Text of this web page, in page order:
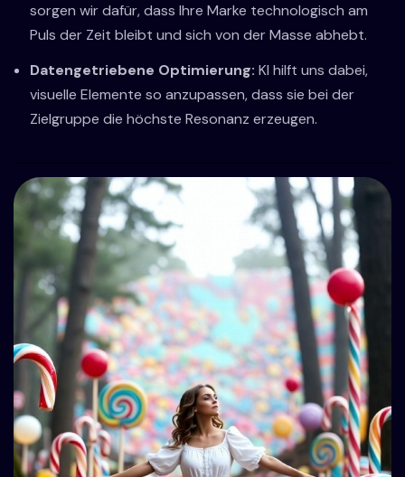
sorgen wir dafür, dass Ihre Marke technologisch am
Puls der Zeit bleibt und sich von der Masse abhebt.
Datengetriebene Optimierung: KI hilft uns dabei,
visuelle Elemente so anzupassen, dass sie bei der
Zielgruppe die höchste Resonanz erzeugen.